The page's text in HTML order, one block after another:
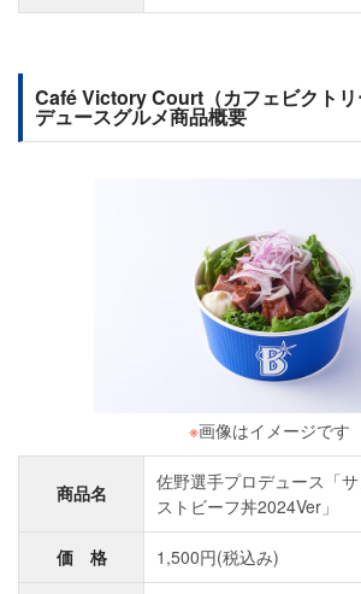
Café Victory Court（カフェビクトリ
デュースグルメ商品概要
※画像はイメージです
商品名
佐野選手プロデュース「
ストビーフ丼2024Ver」
価 格 1,500円(税込み)